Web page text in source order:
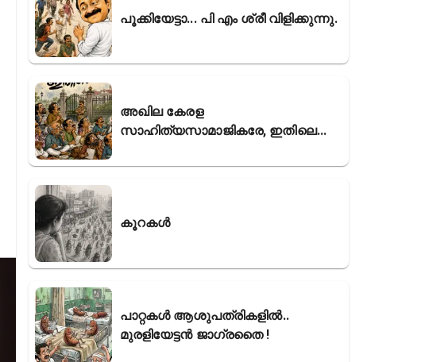
പൂക്കിയേട്ടാ... പി എം ശ്രീ വിളിക്കുന്നു.
അഖില കേരള
സാഹിത്യസാമാജികരേ, ഇതിലെ...
കൂറകൾ
പാറ്റകൾ ആശുപത്രികളിൽ..
മുരളിയേട്ടൻ ജാഗ്രതൈ !